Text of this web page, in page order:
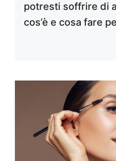
potresti soffrire di
cos’è e cosa fare